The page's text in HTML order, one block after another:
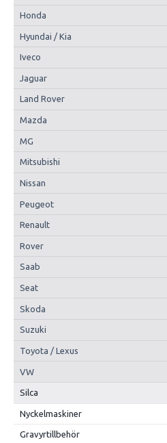
Honda
Hyundai / Kia
Iveco
Jaguar
Land Rover
Mazda
MG
Mitsubishi
Nissan
Peugeot
Renault
Rover
Saab
Seat
Skoda
Suzuki
Toyota / Lexus
VW
Silca
Nyckelmaskiner
Gravyrtillbehör